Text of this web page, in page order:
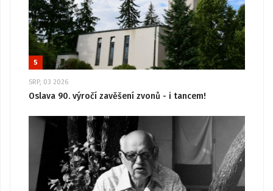
5
SRP, 03 2026
Oslava 90. výročí zavěšení zvonů - i tancem!